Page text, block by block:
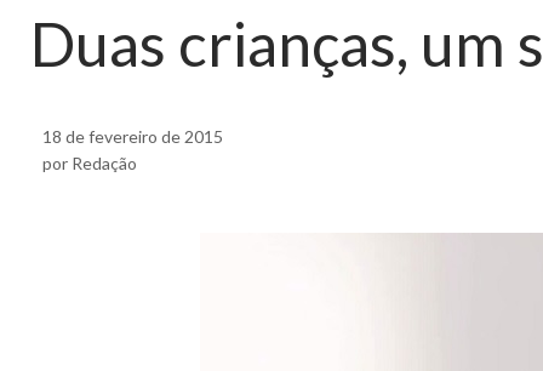
Duas crianças, um
18 de fevereiro de 2015
por Redação